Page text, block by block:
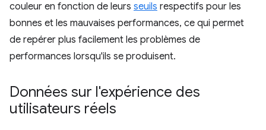
couleur en fonction de leurs seuils respectifs pour les
bonnes et les mauvaises performances, ce qui permet
de repérer plus facilement les problèmes de
performances lorsqu'ils se produisent.
Données sur l'expérience des
utilisateurs réels